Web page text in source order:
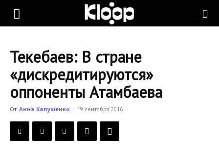
KLOOP.KG
Новости
Кыргызстана
Текебаев: В стране
«дискредитируются»
оппоненты Атамбаева
От Анна Капушенко - 19 сентября 2016